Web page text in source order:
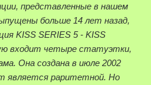
представленные в нашем
больше 14 лет назад,
KISS SERIES 5 - KISS
входит четыре статуэтки,
Она создана в июле 2002
является раритетной. Но